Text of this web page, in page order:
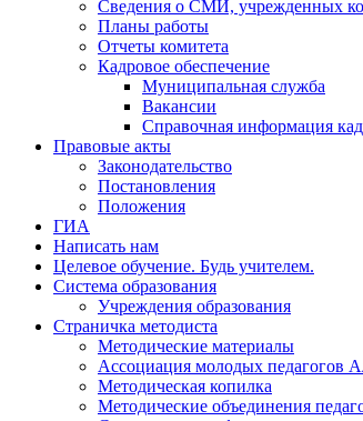
Сведения о СМИ, учрежденных
Планы работы
Отчеты комитета
Кадровое обеспечение
Муниципальная служба
Вакансии
Справочная информация
Правовые акты
Законодательство
Постановления
Положения
ГИА
Написать нам
Целевое обучение. Будь учителем.
Система образования
Учреждения образования
Страничка методиста
Методические материалы
Ассоциация молодых педагогов
Методическая копилка
Методические объединения